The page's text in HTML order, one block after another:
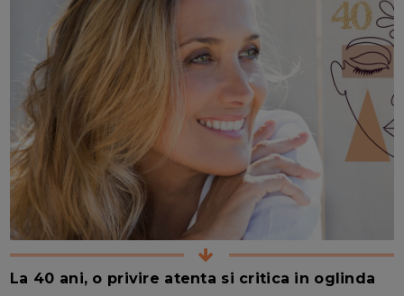
La 40 ani, o privire atenta si critica in oglinda